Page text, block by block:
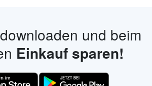
und beim
Einkauf sparen!